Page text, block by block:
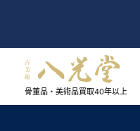
骨董品・美術品買取40年以上